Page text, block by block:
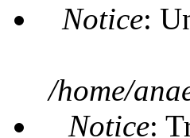
Notice:
/home/
Notice: